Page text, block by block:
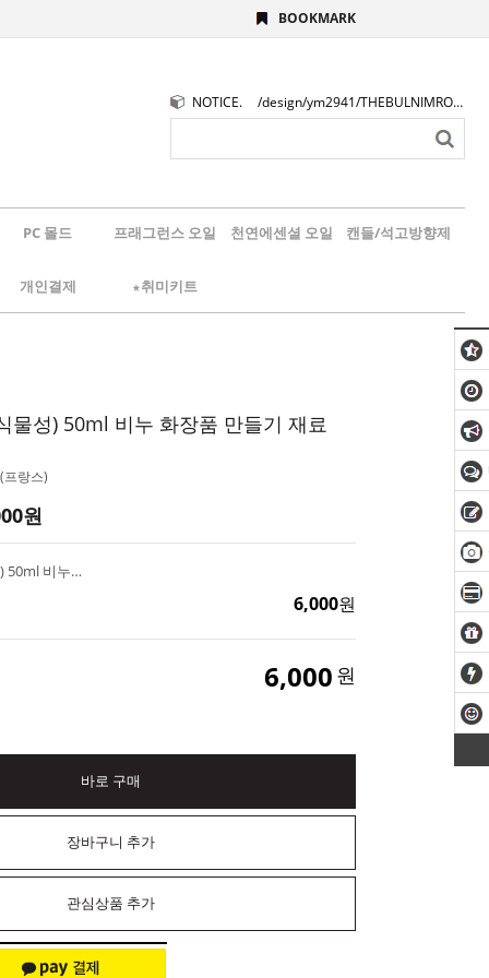
BOOKMARK
NOTICE. /design/ym2941/THEBULNIMROGO.png
PC 몰드 프래그런스 오일 천연에센셜 오일 캔들/석고방향제
개인결제 ★취미키트
물성) 50ml 비누 화장품 만들기 재료
프랑스)
원
스쿠알란오일 (식물성) 50ml 비누 화장품 만들기 재료
6,000원
6,000 원
바로 구매
장바구니 추가
관심상품 추가